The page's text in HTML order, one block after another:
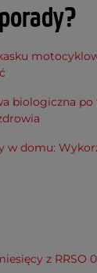
biologiczna
w domu:
z RRSO